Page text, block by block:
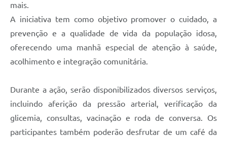
mais.
A iniciativa tem como objetivo promover o cuidado, a
prevenção e a qualidade de vida da população idosa,
oferecendo uma manhã especial de atenção à saúde,
acolhimento e integração comunitária.
Durante a ação, serão disponibilizados diversos serviços,
incluindo aferição da pressão arterial, verificação da
glicemia, consultas, vacinação e roda de conversa. Os
participantes também poderão desfrutar de um café da